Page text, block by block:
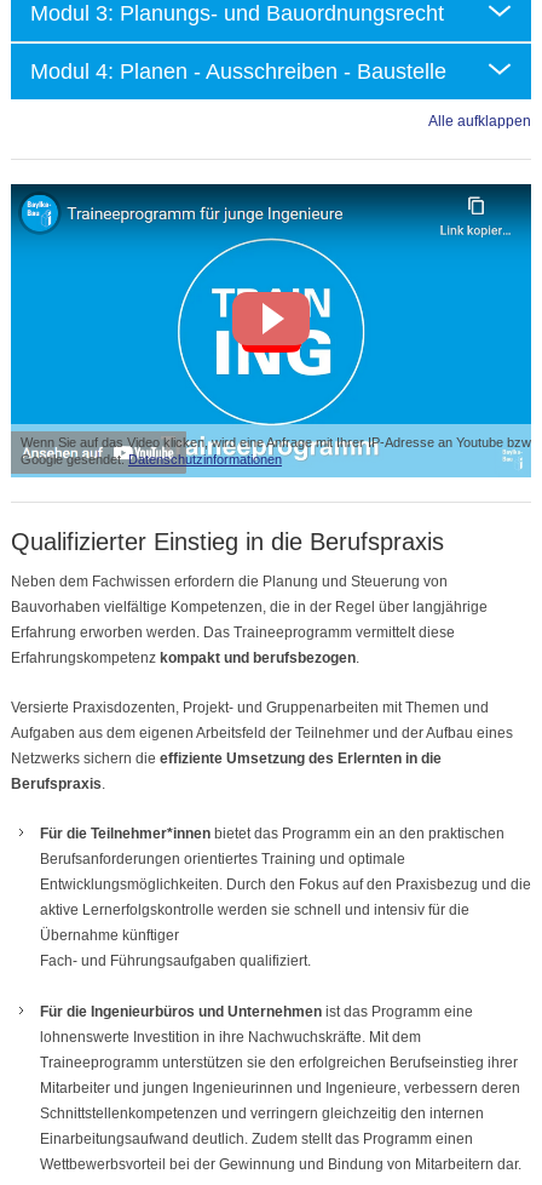
Modul 3: Planungs- und Bauordnungsrecht
Modul 4: Planen - Ausschreiben - Baustelle
Alle aufklappen
Wenn Sie auf das Video klicken, wird eine Anfrage mit Ihrer IP-Adresse an Youtube bzw.
Google gesendet.Datenschutzinformationen
Qualifizierter Einstieg in die Berufspraxis
Neben dem Fachwissen erfordern die Planung und Steuerung von
Bauvorhaben vielfältige Kompetenzen, die in der Regel über langjährige
Erfahrung erworben werden. Das Traineeprogramm vermittelt diese
Erfahrungskompetenz kompakt und berufsbezogen.
Versierte Praxisdozenten, Projekt- und Gruppenarbeiten mit Themen und
Aufgaben aus dem eigenen Arbeitsfeld der Teilnehmer und der Aufbau eines
Netzwerks sichern die effiziente Umsetzung des Erlernten in die
Berufspraxis.
Für die Teilnehmer*innenbietet das Programm ein an den praktischen
Berufsanforderungen orientiertes Training und optimale
Entwicklungsmöglichkeiten. Durch den Fokus auf den Praxisbezug und die
aktive Lernerfolgskontrolle werden sie schnell und intensiv für die
Übernahme künftiger
Fach- und Führungsaufgaben qualifiziert.
Für die Ingenieurbüros und Unternehmenist das Programm eine
lohnenswerte Investition in ihre Nachwuchskräfte. Mit dem
Traineeprogramm unterstützen sie den erfolgreichen Berufseinstieg ihrer
Mitarbeiter und jungen Ingenieurinnen und Ingenieure, verbessern deren
Schnittstellenkompetenzen und verringern gleichzeitig den internen
Einarbeitungsaufwand deutlich. Zudem stellt das Programm einen
Wettbewerbsvorteil bei der Gewinnung und Bindung von Mitarbeitern dar.